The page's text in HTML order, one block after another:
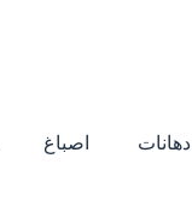
دهانات اصباغ